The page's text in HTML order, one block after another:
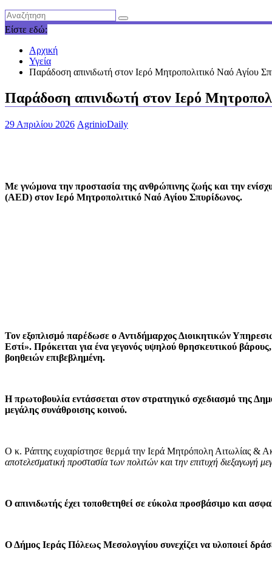
Είστε εδώ:
Αρχική
Υγεία
Παράδοση απινιδωτή στον Ιερό Μητροπολιτικό Ναό Αγίου
Παράδοση απινιδωτή στον Ιερό
29 Απριλίου 2026 AgrinioDaily
Με γνώμονα την προστασία της ανθρώπινης ζωής και την
(AED) στον Ιερό Μητροπολιτικό Ναό Αγίου Σπυρίδωνος.
Τον εξοπλισμό παρέδωσε ο Αντιδήμαρχος Διοικητικών
Εστί». Πρόκειται για ένα γεγονός υψηλού θρησκευτικού
βοηθειών επιβεβλημένη.
Η πρωτοβουλία εντάσσεται στον στρατηγικό σχεδιασμό της
μεγάλης συνάθροισης κοινού.
Ο κ. Ράπτης ευχαρίστησε θερμά την Ιερά Μητρόπολη Αιτωλίας &
αποτελεσματική προστασία των πολιτών και την επιτυχή διεξαγωγή
Ο απινιδωτής έχει τοποθετηθεί σε εύκολα προσβάσιμο και
Ο Δήμος Ιεράς Πόλεως Μεσολογγίου συνεχίζει να υλοποιεί